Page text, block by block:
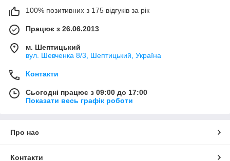
100% позитивних з 175 відгуків за рік
Працює з 26.06.2013
м. Шептицький
вул. Шевченка 8/3, Шептицький, Україна
Контакти
Сьогодні працює з 09:00 до 17:00
Показати весь графік роботи
Про нас
Контакти